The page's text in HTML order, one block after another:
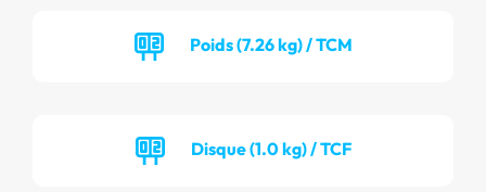
Poids (7.26 kg) / TCM
Disque (1.0 kg) / TCF